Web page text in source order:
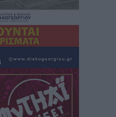
και μια κοινότητα
της λογομαχούν